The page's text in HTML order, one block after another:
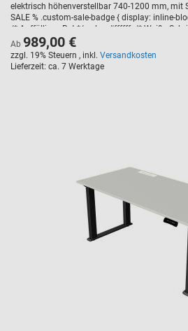
elektrisch höhenverstellbar 740-1200 mm, mit
SALE % .custom-sale-badge { display: inline-block; background-color: #ff0000;
/* Auffälliges Rot */ color: #ffffff; /* Weiße Schrift */ font-weight: bold; text-
transform: uppercase; padding: 5px 10px; border-radius: 3px; font-size: 14px;
margin-bottom: 10px; letter-spacing: 1px; }
Ab 989,00 €
zzgl. 19% Steuern , inkl. Versandkosten
Lieferzeit ca. 7 Werktage